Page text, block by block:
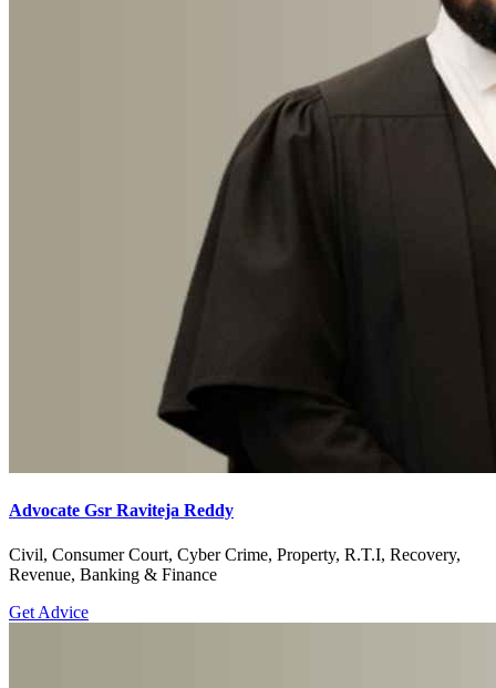
Advocate Gsr Raviteja Reddy
Civil, Consumer Court, Cyber Crime, Property, R.T.I, Recovery,
Revenue, Banking & Finance
Get Advice